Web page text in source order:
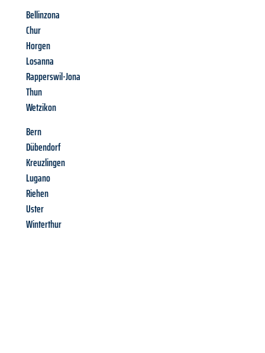
Bellinzona
Chur
Horgen
Losanna
Rapperswil-Jona
Thun
Wetzikon
Bern
Dübendorf
Kreuzlingen
Lugano
Riehen
Uster
Winterthur